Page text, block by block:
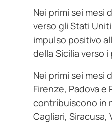
Nei primi sei mesi
verso gli Stati
impulso positivo
della Sicilia verso
Nei primi sei mesi
Firenze, Padova
contribuiscono in
Cagliari, Siracusa,